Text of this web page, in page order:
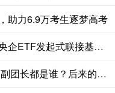
助力6.9万考生逐梦高考
忠程配资 公告速递：鹏华恒生中国央企ETF发起式联接基金A类基金份额暂停大额申购、定期定额投资业务
首胜证券 八路军115师4个主力团的副团长都是谁？后来的成就如何？